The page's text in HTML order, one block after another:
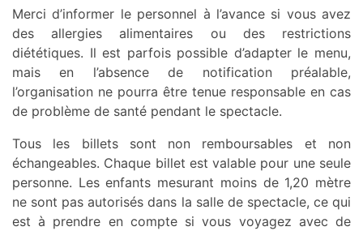
Merci d’informer le personnel à l’avance si vous avez
des allergies alimentaires ou des restrictions
diététiques. Il est parfois possible d’adapter le menu,
mais en l’absence de notification préalable,
l’organisation ne pourra être tenue responsable en cas
de problème de santé pendant le spectacle.
Tous les billets sont non remboursables et non
échangeables. Chaque billet est valable pour une seule
personne. Les enfants mesurant moins de 1,20 mètre
ne sont pas autorisés dans la salle de spectacle, ce qui
est à prendre en compte si vous voyagez avec de